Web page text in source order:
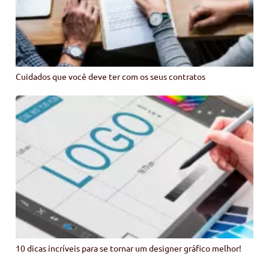
Cuidados que você deve ter com os seus contratos
10 dicas incríveis para se tornar um designer gráfico melhor!